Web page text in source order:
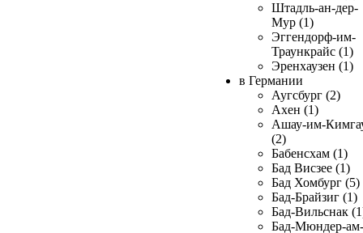
Штадль-ан-дер-
Мур (1)
Эггендорф-им-
Траункрайс (1)
Эренхаузен (1)
в Германии
Аугсбург (2)
Ахен (1)
Ашау-им-
(2)
Бабенсхам (1)
Бад Висзее (1)
Бад Хомбург (5)
Бад-Брайзиг (1)
Бад-Вильснак
Бад-Мюндер-ам-